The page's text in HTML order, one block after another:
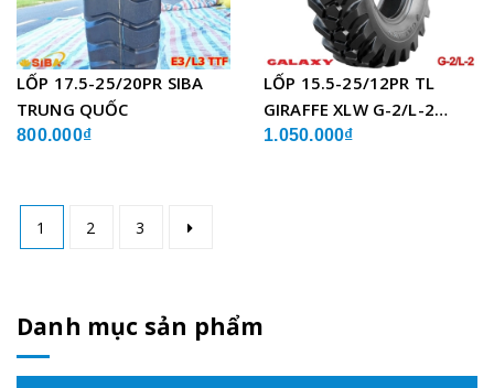
LỐP 17.5-25/20PR SIBA
TRUNG QUỐC
800.000₫
LỐP 15.5-25/12PR TL
GIRAFFE XLW G-2/L-2
GALAXY ẤN ĐỘ
1.050.000₫
1 2 3
Danh mục sản phẩm